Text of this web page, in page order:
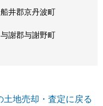
船井郡京丹波町
与謝郡与謝野町
土地売却・査定に戻る